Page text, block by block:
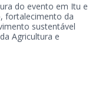
do evento em Itu e
fortalecimento da
sustentável
Agricultura e